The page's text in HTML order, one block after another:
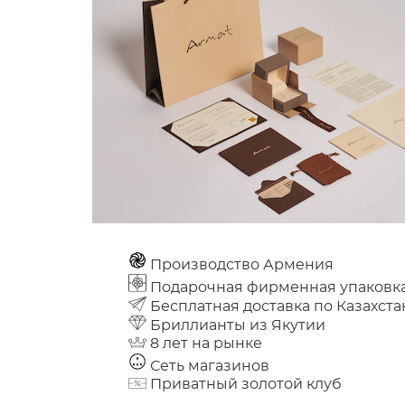
Производство Армения
Подарочная фирменная
Бесплатная доставка по
Бриллианты из Якутии
8 лет на рынке
Сеть магазинов
Приватный золотой клуб